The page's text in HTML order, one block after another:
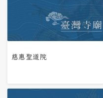
慈惠聖道院